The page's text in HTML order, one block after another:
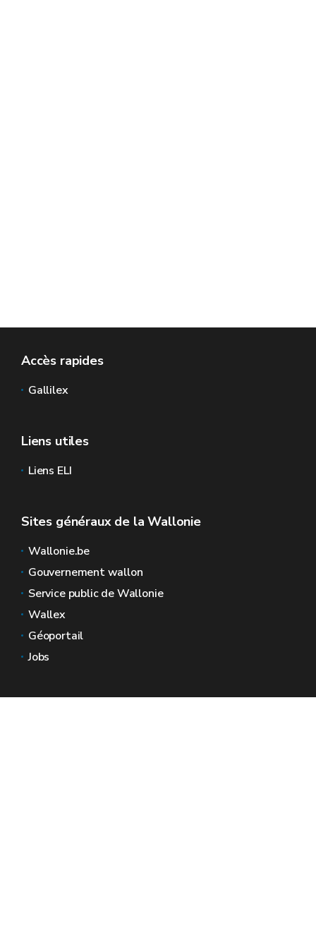
Accès rapides
Gallilex
Liens utiles
Liens ELI
Sites généraux de la Wallonie
Wallonie.be
Gouvernement wallon
Service public de Wallonie
Wallex
Géoportail
Jobs